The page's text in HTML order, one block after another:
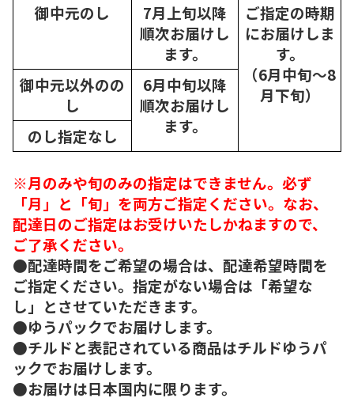
御中元のし
7月上旬以降
順次お届けし
ます。
ご指定の時期
にお届けしま
す。
（6月中旬～8
月下旬）
御中元以外のの
し
6月中旬以降
順次お届けし
ます。
のし指定なし
※月のみや旬のみの指定はできません。必ず
「月」と「旬」を両方ご指定ください。なお、
配達日のご指定はお受けいたしかねますので、
ご了承ください。
●配達時間をご希望の場合は、配達希望時間を
ご指定ください。指定がない場合は「希望な
し」とさせていただきます。
●ゆうパックでお届けします。
●チルドと表記されている商品はチルドゆうパ
ックでお届けします。
●お届けは日本国内に限ります。